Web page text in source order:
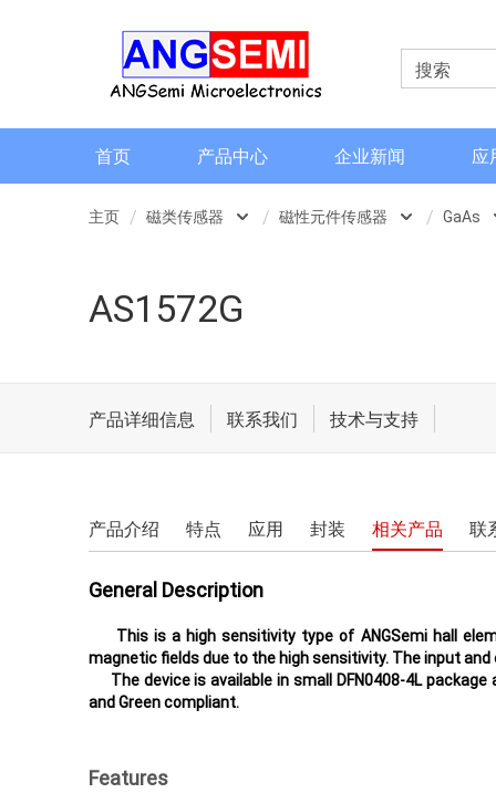
首页 产品中心 企业新闻 应
主页 磁类传感器
电流检测和电流传感器
格栅齿轮传感器
LCD/AMOLED屏偏压
开关类
磁性元件传感器
磁性元件传感器
GaAs
AMR元件
AS1572G
产品详细信息 联系我们 技术与支持
产品介绍 特点 应用 封装 相关产品 联
General Description
This is a high sensitivity type of ANGSemi hall
magnetic fields due to the high sensitivity. The input
The device is available in small DFN0408-4L
and Green compliant.
Features